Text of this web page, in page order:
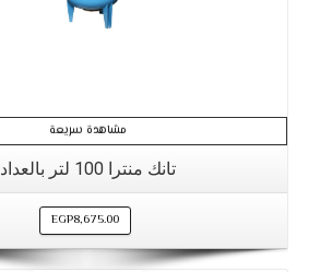
مشاهدة سريعة
تانك منترا 100 لتر بالعداد
EGP8,675.00